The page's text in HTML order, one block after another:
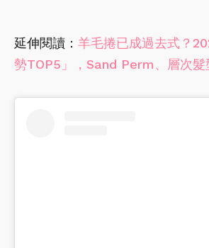
延伸閱讀： 羊毛捲已成過去式？
勢TOP5」，Sand Perm、層次髮